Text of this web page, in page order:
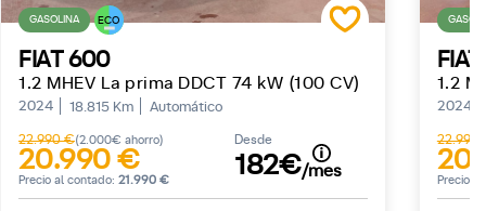
GASOLINA ECO
FIAT 600
1.2 MHEV La prima DDCT 74 kW (100 CV)
2024 18.815 Km Automático
22.990 €(2.000€ ahorro)
20.990 €
Precio al contado: 21.990 €
Desde
182€/mes
1.2
2024
22.990
Precio